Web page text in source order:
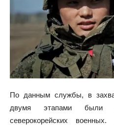
По данным службы, в
двумя этапами были
северокорейских